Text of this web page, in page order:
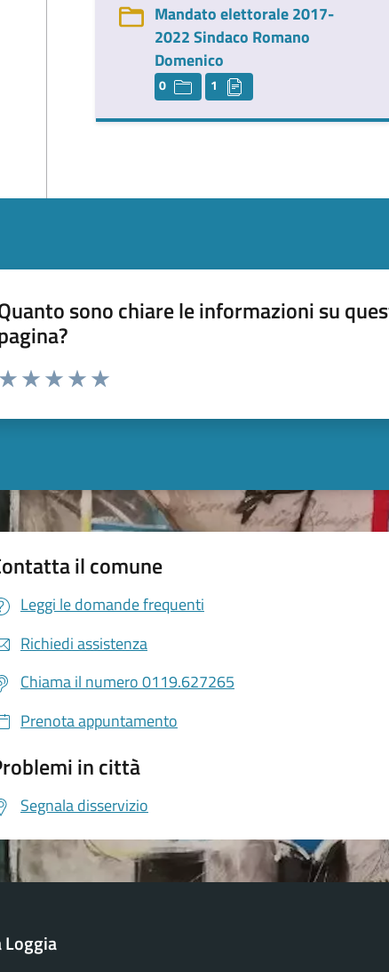
Mandato elettorale 2017-
2022 Sindaco Romano
Domenico
0 1
sono chiare le informazioni su
Valuta da 1 a 5 stelle la pagina
il comune
Leggi le domande frequenti
Richiedi assistenza
Chiama il numero 0119.627265
Prenota appuntamento
in città
Segnala disservizio
Loggia